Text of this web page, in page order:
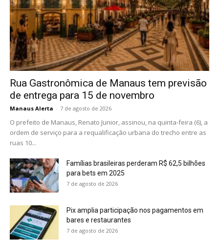
Rua Gastronômica de Manaus tem previsão
de entrega para 15 de novembro
Manaus Alerta - 7 de agosto de 2026
O prefeito de Manaus, Renato Junior, assinou, na quinta-feira (6), a
ordem de serviço para a requalificação urbana do trecho entre as
ruas 10...
Famílias brasileiras perderam R$ 62,5 bilhões
para bets em 2025
7 de agosto de 2026
Pix amplia participação nos pagamentos em
bares e restaurantes
7 de agosto de 2026